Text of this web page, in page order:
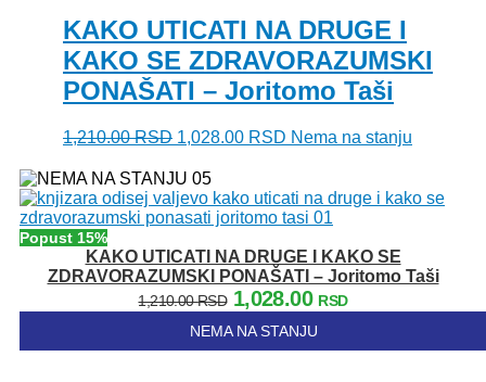
KAKO UTICATI NA DRUGE I
KAKO SE ZDRAVORAZUMSKI
PONAŠATI – Joritomo Taši
1,210.00RSD Originalna
je
bila:
1,210.00 RSD.
1,028.00 RSD Trenutna
1,028.00 RSD.
Nema na stanju
Popust 15%
KAKO UTICATI NA DRUGE I KAKO SE
ZDRAVORAZUMSKI PONAŠATI – Joritomo Taši
1,210.00RSD Originalna
cena
je
1,028.00 RSDTrenutna
je:
NEMA NA STANJU